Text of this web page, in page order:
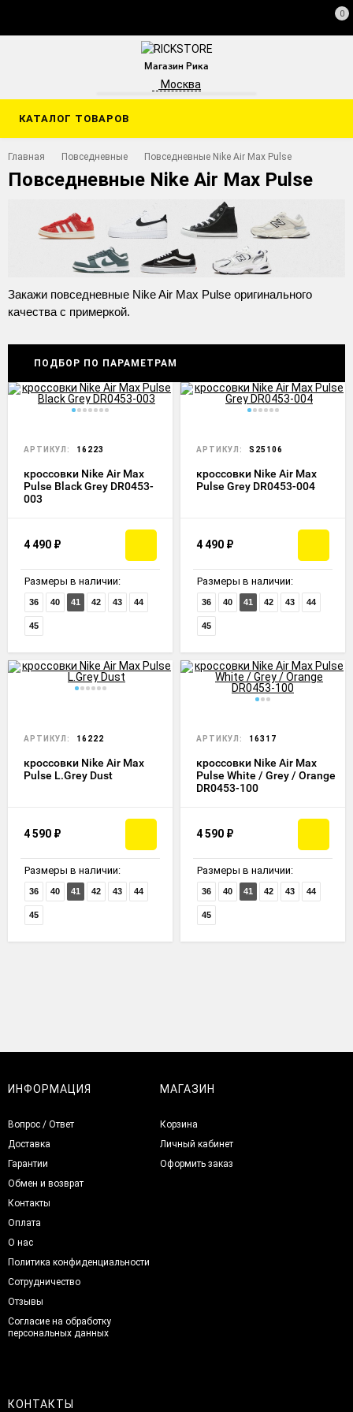
0
Магазин Рика
Москва
КАТАЛОГ ТОВАРОВ
Главная Повседневные Повседневные Nike Air Max Pulse
Повседневные Nike Air Max Pulse
Закажи повседневные Nike Air Max Pulse оригинального
качества с примеркой.
ПОДБОР ПО ПАРАМЕТРАМ
АРТИКУЛ: 16223
кроссовки Nike Air Max
Pulse Black Grey DR0453-
003
4 490 ₽
Размеры в наличии:
36 40 41 42 43 44
45
АРТИКУЛ: S25106
кроссовки Nike Air Max
Pulse Grey DR0453-004
4 490 ₽
Размеры в наличии:
36 40 41 42 43 44
45
АРТИКУЛ: 16222
кроссовки Nike Air Max
Pulse L.Grey Dust
4 590 ₽
Размеры в наличии:
36 40 41 42 43 44
45
АРТИКУЛ: 16317
кроссовки Nike Air Max
Pulse White / Grey / Orange
DR0453-100
4 590 ₽
Размеры в наличии:
36 40 41 42 43 44
45
ИНФОРМАЦИЯ
Вопрос / Ответ
Доставка
Гарантии
Обмен и возврат
Контакты
Оплата
О нас
Политика конфиденциальности
Сотрудничество
Отзывы
Согласие на обработку
персональных данных
МАГАЗИН
Корзина
Личный кабинет
Оформить заказ
КОНТАКТЫ